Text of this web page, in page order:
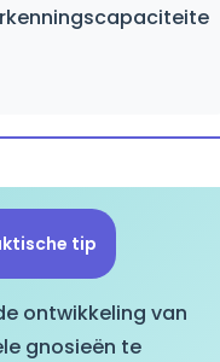
tip
ontwikkeling van
gnosieën te